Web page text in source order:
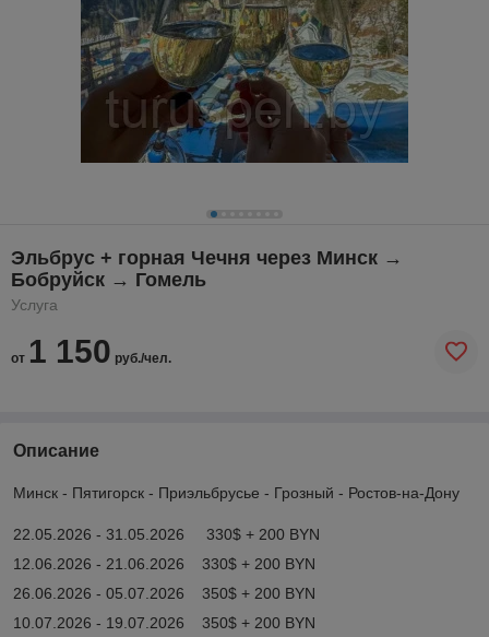
Эльбрус + горная Чечня через Минск →
Бобруйск → Гомель
Услуга
от 1 150 руб./чел.
Описание
Минск - Пятигорск - Приэльбрусье - Грозный - Ростов-на-Дону
22.05.2026 - 31.05.2026 330$ + 200 BYN
12.06.2026 - 21.06.2026 330$ + 200 BYN
26.06.2026 - 05.07.2026 350$ + 200 BYN
10.07.2026 - 19.07.2026 350$ + 200 BYN